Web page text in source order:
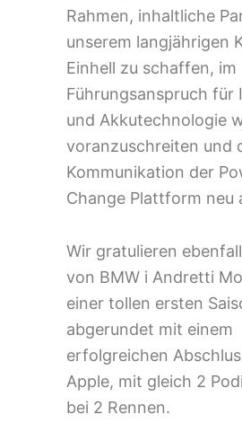
Rahmen, inhaltliche
unserem langjährigen
Einhell zu schaffen, im
Führungsanspruch für
und Akkutechnologie
voranzuschreiten und
Kommunikation der
Change Plattform neu
Wir gratulieren
von BMW i Andretti
einer tollen ersten
abgerundet mit einem
erfolgreichen
Apple, mit gleich 2
bei 2 Rennen.